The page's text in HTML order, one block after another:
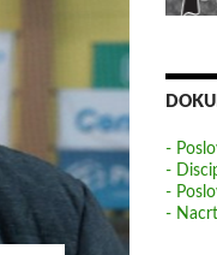
-
-
-
-